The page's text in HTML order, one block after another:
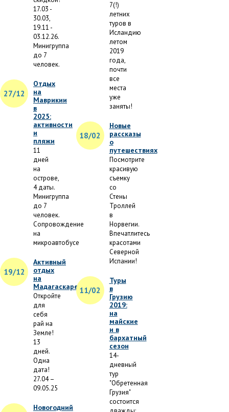
17.03 -
30.03,
19.11 -
03.12.26.
Минигруппа
до 7
человек.
27/12
Отдых
на
Маврикии
в
2025:
активности
и
пляжи
11
дней
на
острове,
4 даты.
Минигруппа
до 7
человек.
Сопровождение
на
микроавтобусе
19/12
Активный
отдых
на
Мадагаскаре
Откройте
для
себя
рай на
Земле!
13
дней.
Одна
дата!
27.04 –
09.05.25
Новогодний
7(!)
летних
туров в
Исландию
летом
2019
года,
почти
все
места
уже
заняты!
18/02
Новые
рассказы
о
путешествиях
Посмотрите
красивую
съемку
со
Стены
Троллей
в
Норвегии.
Впечатлитесь
красотами
Северной
Испании!
11/02
Туры
в
Грузию
2019:
на
майские
и в
бархатный
сезон
14-
дневный
тур
"Обретенная
Грузия"
состоится